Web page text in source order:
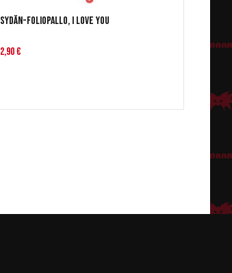
Sydän-foliopallo, I love you
2,90 €